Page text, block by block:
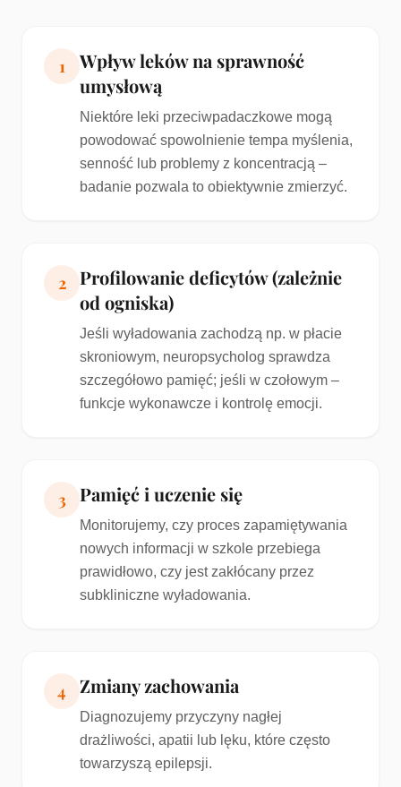
1
Wpływ leków na sprawność
umysłową
Niektóre leki przeciwpadaczkowe mogą
powodować spowolnienie tempa myślenia,
senność lub problemy z koncentracją –
badanie pozwala to obiektywnie zmierzyć.
2
Profilowanie deficytów (zależnie
od ogniska)
Jeśli wyładowania zachodzą np. w płacie
skroniowym, neuropsycholog sprawdza
szczegółowo pamięć; jeśli w czołowym –
funkcje wykonawcze i kontrolę emocji.
3 Pamięć i uczenie się
Monitorujemy, czy proces zapamiętywania
nowych informacji w szkole przebiega
prawidłowo, czy jest zakłócany przez
subkliniczne wyładowania.
4 Zmiany zachowania
Diagnozujemy przyczyny nagłej
drażliwości, apatii lub lęku, które często
towarzyszą epilepsji.